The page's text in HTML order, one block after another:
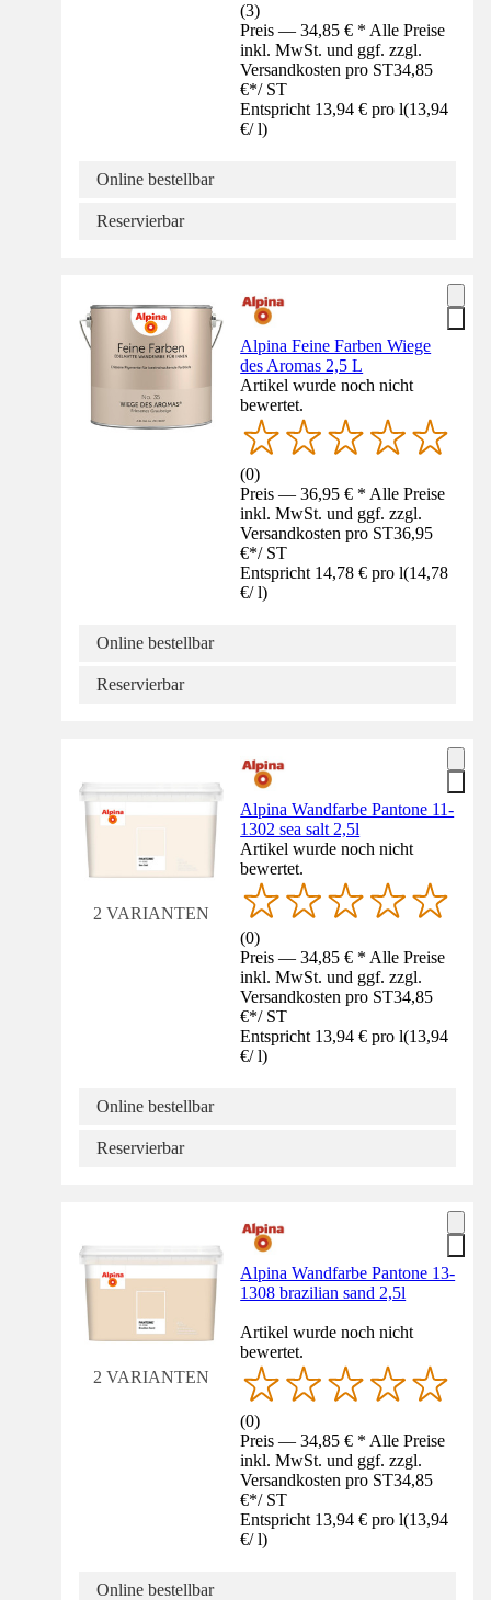
(3)
Preis — 34,85 € * Alle Preise
inkl. MwSt. und ggf. zzgl.
Versandkosten pro ST34,85
€*/ ST
Entspricht 13,94 € pro l(13,94
€/ l)
Online bestellbar
Reservierbar
Alpina Feine Farben Wiege
des Aromas 2,5 L
Artikel wurde noch nicht
bewertet.
(0)
Preis — 36,95 € * Alle Preise
inkl. MwSt. und ggf. zzgl.
Versandkosten pro ST36,95
€*/ ST
Entspricht 14,78 € pro l(14,78
€/ l)
Online bestellbar
Reservierbar
2 VARIANTEN
Alpina Wandfarbe Pantone 11-
1302 sea salt 2,5l
Artikel wurde noch nicht
bewertet.
(0)
Preis — 34,85 € * Alle Preise
inkl. MwSt. und ggf. zzgl.
Versandkosten pro ST34,85
€*/ ST
Entspricht 13,94 € pro l(13,94
€/ l)
Online bestellbar
Reservierbar
2 VARIANTEN
Alpina Wandfarbe Pantone 13-
1308 brazilian sand 2,5l
Artikel wurde noch nicht
bewertet.
(0)
Preis — 34,85 € * Alle Preise
inkl. MwSt. und ggf. zzgl.
Versandkosten pro ST34,85
€*/ ST
Entspricht 13,94 € pro l(13,94
€/ l)
Online bestellbar